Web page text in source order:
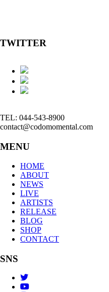
TWITTER
TEL: 044-543-8900
contact@codomomental.com
MENU
HOME
ABOUT
NEWS
LIVE
ARTISTS
RELEASE
BLOG
SHOP
CONTACT
SNS